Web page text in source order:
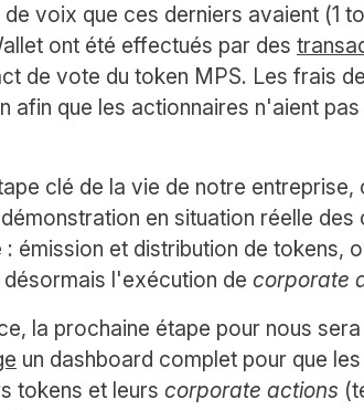
voix que ces derniers avaient (1
ont été effectués par des
de vote du token MPS. Les frais
afin que les actionnaires n'aient
clé de la vie de notre
en situation réelle des
émission et distribution de tokens,
l'exécution de corporate
la prochaine étape pour nous
un dashboard complet pour que
tokens et leurs corporate actions